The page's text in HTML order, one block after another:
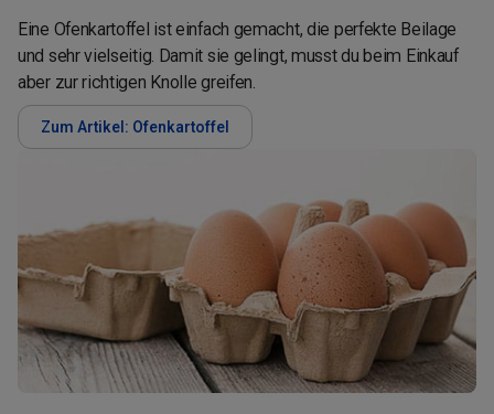
Eine Ofenkartoffel ist einfach gemacht, die perfekte Beilage
und sehr vielseitig. Damit sie gelingt, musst du beim Einkauf
aber zur richtigen Knolle greifen.
Zum Artikel: Ofenkartoffel